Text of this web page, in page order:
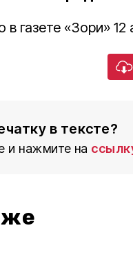
газете «Зори» 12
в тексте?
и нажмите на